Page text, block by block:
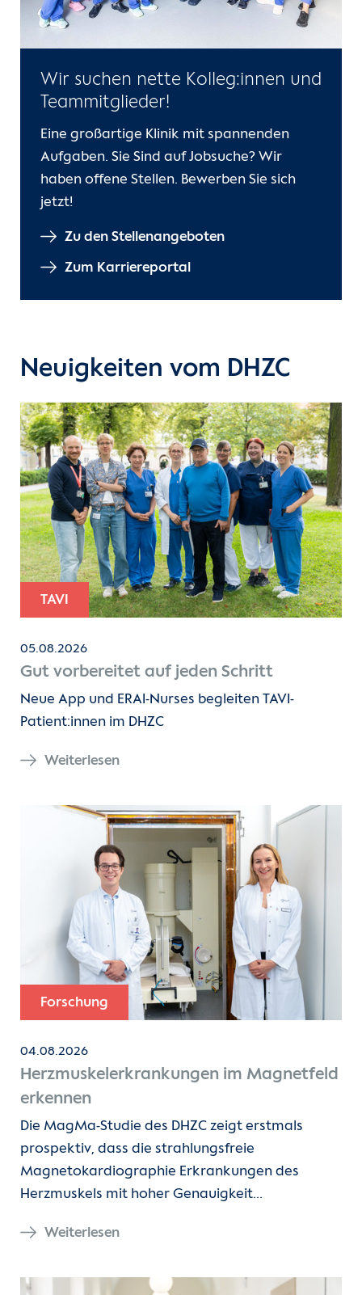
Wir suchen nette Kolleg:innen und
Teammitglieder!
Eine großartige Klinik mit spannenden
Aufgaben. Sie Sind auf Jobsuche? Wir
haben offene Stellen. Bewerben Sie sich
jetzt!
Zu den Stellenangeboten
Zum Karriereportal
Neuigkeiten vom DHZC
TAVI
05.08.2026
Gut vorbereitet auf jeden Schritt
Neue App und ERAI-Nurses begleiten TAVI-
Patient:innen im DHZC
Weiterlesen
Forschung
04.08.2026
Herzmuskelerkrankungen im Magnetfeld
erkennen
Die MagMa-Studie des DHZC zeigt erstmals
prospektiv, dass die strahlungsfreie
Magnetokardiographie Erkrankungen des
Herzmuskels mit hoher Genauigkeit…
Weiterlesen